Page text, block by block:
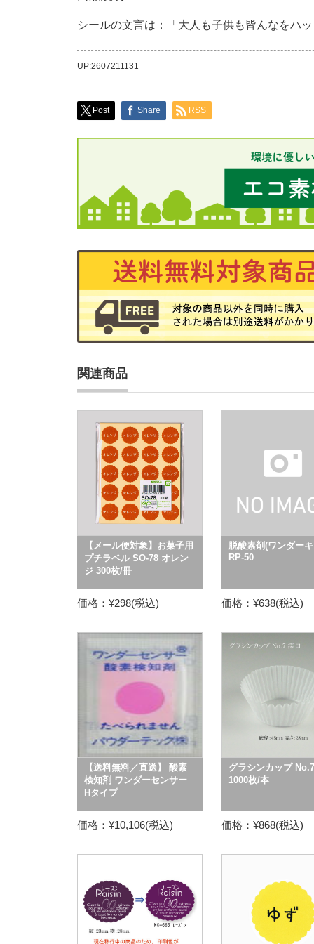
シールの文言は：「大人も子供も皆んなをハ
UP:2607211131
Post Share RSS
関連商品
【メール便対象】お菓子用
プチラベル SO-78 オレン
ジ 300枚/冊
価格：¥298(税込)
脱酸素剤(ワンダー
RP-50
価格：¥638(税込)
【送料無料／直送】 酸素
検知剤 ワンダーセンサー
Hタイプ
価格：¥10,106(税込)
グラシンカップ
1000枚/本
価格：¥868(税込)